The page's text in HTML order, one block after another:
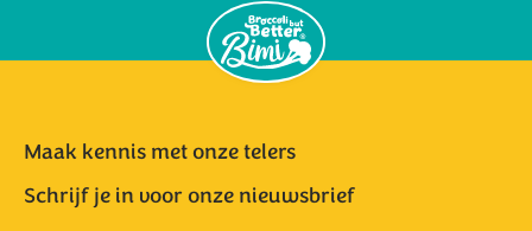
Maak kennis met onze telers
Schrijf je in voor onze nieuwsbrief